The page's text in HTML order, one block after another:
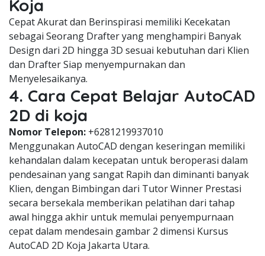
Koja
Cepat Akurat dan Berinspirasi memiliki Kecekatan
sebagai Seorang Drafter yang menghampiri Banyak
Design dari 2D hingga 3D sesuai kebutuhan dari Klien
dan Drafter Siap menyempurnakan dan
Menyelesaikanya.
4. Cara Cepat Belajar AutoCAD
2D di koja
Nomor Telepon: +6281219937010
Menggunakan AutoCAD dengan keseringan memiliki
kehandalan dalam kecepatan untuk beroperasi dalam
pendesainan yang sangat Rapih dan diminanti banyak
Klien, dengan Bimbingan dari Tutor Winner Prestasi
secara bersekala memberikan pelatihan dari tahap
awal hingga akhir untuk memulai penyempurnaan
cepat dalam mendesain gambar 2 dimensi Kursus
AutoCAD 2D Koja Jakarta Utara.